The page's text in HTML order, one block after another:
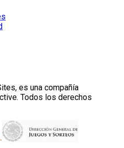
es una compañía
Todos los derechos